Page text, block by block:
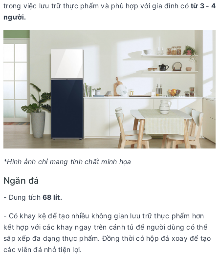
Hãng:
Samsung.
trong việc lưu trữ thực phẩm và phù hợp với gia đình có từ 3 - 4
người.
*Hình ảnh chỉ mang tính chất minh họa
Ngăn đá
- Dung tích 68 lít.
- Có khay kệ để tạo nhiều không gian lưu trữ thực phẩm hơn
kết hợp với các khay ngay trên cánh tủ để người dùng có thể
sắp xếp đa dạng thực phẩm. Đồng thời có hộp đá xoay để tạo
các viên đá nhỏ tiện lợi.